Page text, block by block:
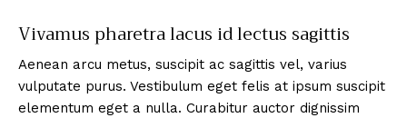
Vivamus pharetra lacus id lectus sagittis
Aenean arcu metus, suscipit ac sagittis vel, varius
vulputate purus. Vestibulum eget felis at ipsum suscipit
elementum eget a nulla. Curabitur auctor dignissim